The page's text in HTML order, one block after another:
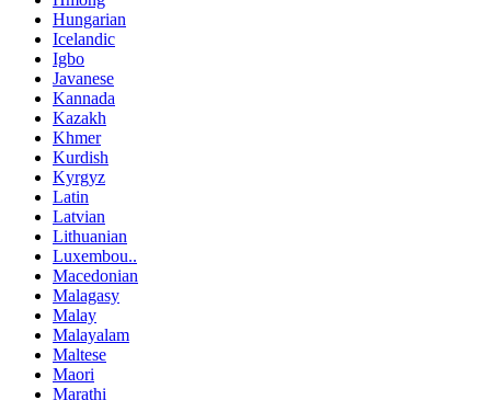
Hungarian
Icelandic
Igbo
Javanese
Kannada
Kazakh
Khmer
Kurdish
Kyrgyz
Latin
Latvian
Lithuanian
Luxembou..
Macedonian
Malagasy
Malay
Malayalam
Maltese
Maori
Marathi